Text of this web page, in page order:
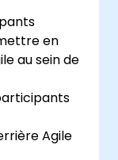
en
au sein de
Agile